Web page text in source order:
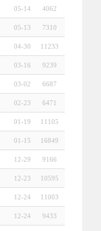
05-14 4062
05-13 7310
04-30 11233
03-16 9239
03-02 6687
02-23 6471
01-19 11105
01-15 16849
12-29 9166
12-23 10595
12-24 11003
12-24 9433